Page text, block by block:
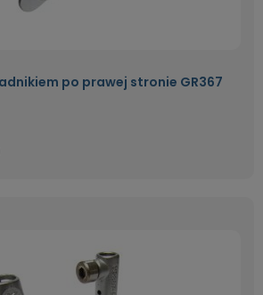
po prawej stronie GR367